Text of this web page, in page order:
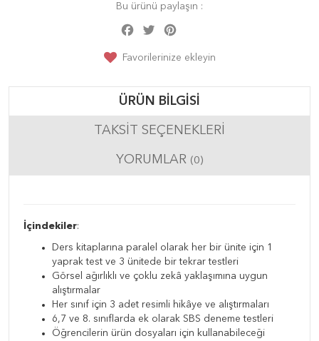
Bu ürünü paylaşın :
Facebook
Twitter
Favorilerinize ekleyin
ÜRÜN BILGISI
TAKSIT SEÇENEKLERI
YORUMLAR (0)
İçindekiler:
Ders kitaplarına paralel olarak her bir ünite için 1
yaprak test ve 3 ünitede bir tekrar testleri
Görsel ağırlıklı ve çoklu zekâ yaklaşımına uygun
alıştırmalar
Her sınıf için 3 adet resimli hikâye ve alıştırmaları
6,7 ve 8. sınıflarda ek olarak SBS deneme testleri
Öğrencilerin ürün dosyaları için kullanabileceği